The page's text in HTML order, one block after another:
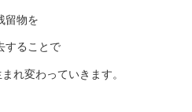
留物を
することで
れ変わっていきます。